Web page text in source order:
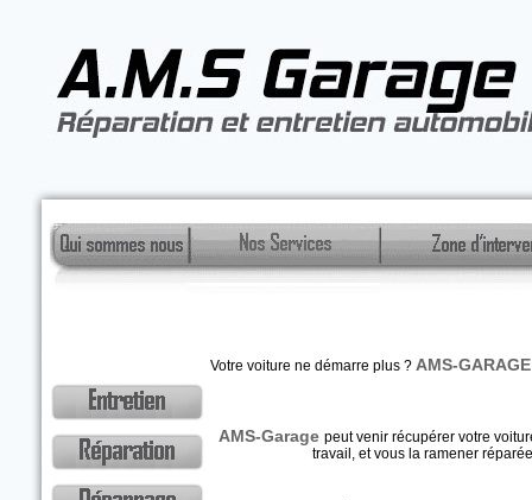
Votre voiture ne démarre plus ? AMS-GARAGE
AMS-Garage peut venir récupérer votre
travail, et vous la ramener